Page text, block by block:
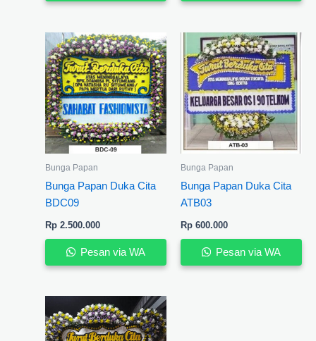
Bunga Papan
Bunga Papan Duka Cita
BDC09
Rp2.500.000
Pesan via WA
Bunga Papan
Bunga Papan Duka Cita
ATB03
Rp600.000
Pesan via WA